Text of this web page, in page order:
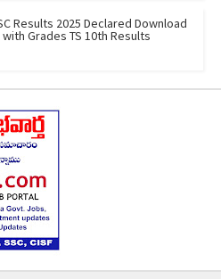
Results 2025 Declared Download
Grades TS 10th Results